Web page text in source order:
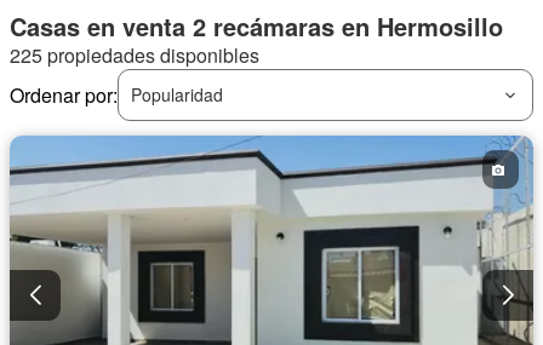
Casas en venta 2 recámaras en Hermosillo
225 propiedades disponibles
Ordenar por:
Popularidad